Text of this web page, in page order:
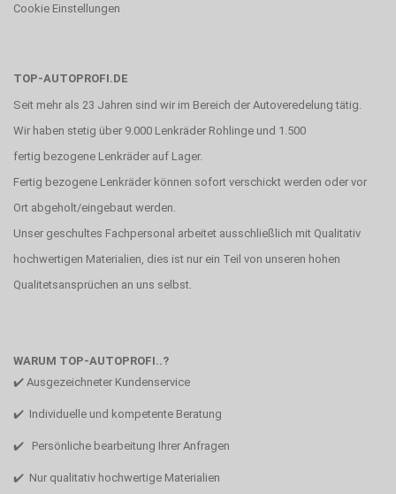
Cookie Einstellungen
TOP-AUTOPROFI.DE
Seit mehr als 23 Jahren sind wir im Bereich der Autoveredelung tätig.
Wir haben stetig über 9.000 Lenkräder Rohlinge und 1.500
fertig bezogene Lenkräder auf Lager.
Fertig bezogene Lenkräder können sofort verschickt werden oder vor
Ort abgeholt/eingebaut werden.
Unser geschultes Fachpersonal arbeitet ausschließlich mit Qualitativ
hochwertigen Materialien, dies ist nur ein Teil von unseren hohen
Qualitetsansprüchen an uns selbst.
WARUM TOP-AUTOPROFI..?
✔️ Ausgezeichneter Kundenservice
✔️ Individuelle und kompetente Beratung
✔️ Persönliche bearbeitung Ihrer Anfragen
✔️ Nur qualitativ hochwertige Materialien